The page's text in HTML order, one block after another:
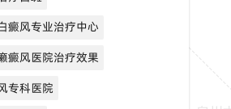
癜风专业治疗中心
癜风医院治疗效果
专科医院